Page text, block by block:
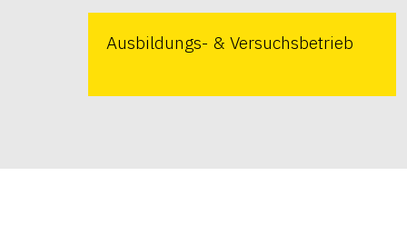
Ausbildungs- & Versuchsbetrieb